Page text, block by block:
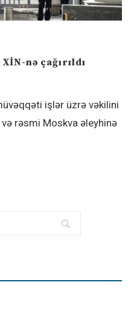
nə çağırıldı
işlər üzrə vəkilini
rəsmi Moskva əleyhinə